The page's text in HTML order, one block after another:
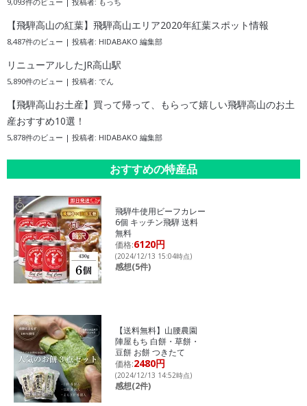
【飛騨高山の紅葉】飛騨高山エリア2020年紅葉スポット情報
8,487件のビュー | 投稿者: HIDABAKO 編集部
リニューアルしたJR高山駅
5,890件のビュー | 投稿者: でん
【飛騨高山お土産】買って帰って、もらって嬉しい飛騨高山のお土
産おすすめ10選！
5,878件のビュー | 投稿者: HIDABAKO 編集部
おすすめの特産品
飛騨牛使用ビーフカレー
6個 キッチン飛騨 送料
無料
価格:6120円
(2024/12/13 15:04時点)
感想(5件)
【送料無料】山腰農園
陣屋もち 白餅・草餅・
豆餅 お餅 つきたて
価格:2480円
(2024/12/13 14:52時点)
感想(2件)